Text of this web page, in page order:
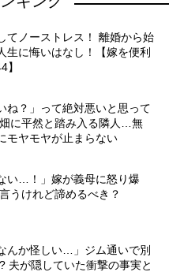
てノーストレス！ 離婚から始
生に悔いはなし！【嫁を便利
】
ね？」って絶対悪いと思って
に平然と踏み入る隣人…無
モヤモヤが止まらない
い…！」嫁が義母に怒り爆
うけれど諦めるべき？
んか怪しい…」ジム通いで別
夫が隠していた衝撃の事実と